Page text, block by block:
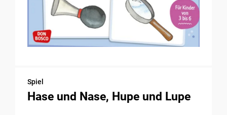
Spiel
Hase und Nase, Hupe und Lupe